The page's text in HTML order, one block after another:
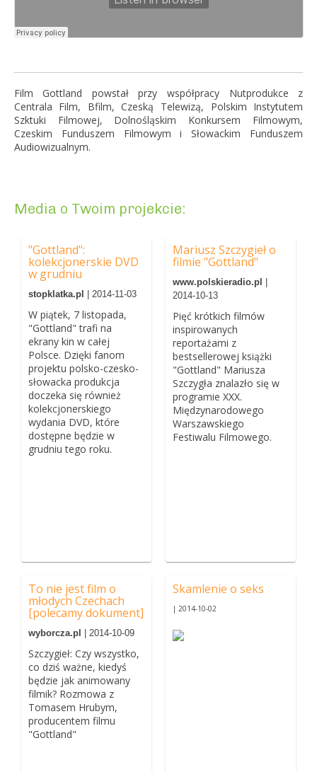
Film Gottland powstał przy współpracy Nutprodukce z
Centrala Film, Bfilm, Czeską Telewizą, Polskim Instytutem
Szktuki Filmowej, Dolnośląskim Konkursem Filmowym,
Czeskim Funduszem Filmowym i Słowackim Funduszem
Audiowizualnym.
Media o Twoim projekcie:
"Gottland":
kolekcjonerskie DVD
w grudniu
stopklatka.pl | 2014-11-03
W piątek, 7 listopada,
"Gottland" trafi na
ekrany kin w całej
Polsce. Dzięki fanom
projektu polsko-czesko-
słowacka produkcja
doczeka się również
kolekcjonerskiego
wydania DVD, które
dostępne będzie w
grudniu tego roku.
Mariusz Szczygieł o
filmie "Gottland"
www.polskieradio.pl |
2014-10-13
Pięć krótkich filmów
inspirowanych
reportażami z
bestsellerowej książki
"Gottland" Mariusza
Szczygła znalazło się w
programie XXX.
Międzynarodowego
Warszawskiego
Festiwalu Filmowego.
To nie jest film o
młodych Czechach
[polecamy dokument]
wyborcza.pl | 2014-10-09
Szczygieł: Czy wszystko,
co dziś ważne, kiedyś
będzie jak animowany
filmik? Rozmowa z
Tomasem Hrubym,
producentem filmu
"Gottland"
Skamlenie o seks
| 2014-10-02